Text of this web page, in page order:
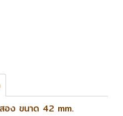
อง ขนาด 42 mm.